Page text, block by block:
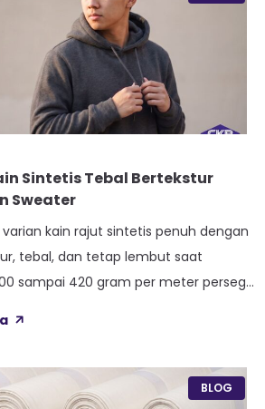
Sintetis Tebal Bertekstur
Sweater
kain rajut sintetis penuh dengan
tebal, dan tetap lembut saat
sampai 420 gram per meter persegi,
Kusut, membuat kain ini pas untuk
belum […]
BLOG